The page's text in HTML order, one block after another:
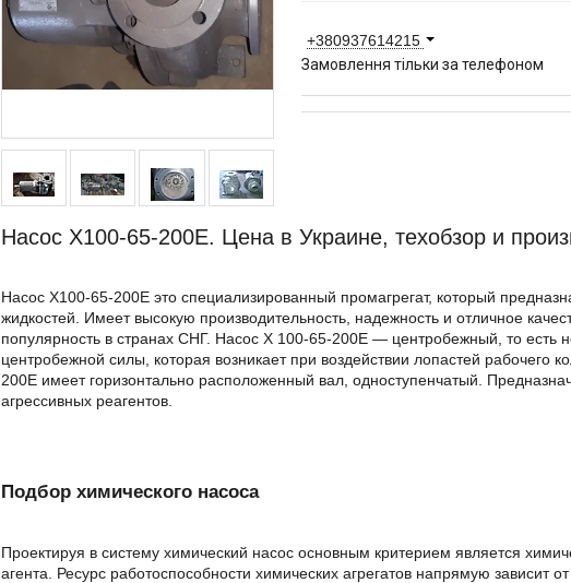
+380937614215
Замовлення тільки за телефоном
Насос Х100-65-200Е. Цена в Украине, техобзор и
Насос Х100-65-200Е это специализированный промагрегат, который
жидкостей. Имеет высокую производительность, надежность и отличное
популярность в странах СНГ. Насос Х 100-65-200Е ― центробежный, то есть
центробежной силы, которая возникает при воздействии лопастей рабочего
200Е имеет горизонтально расположенный вал, одноступенчатый.
агрессивных реагентов.
Подбор химического насоса
Проектируя в систему химический насос основным критерием является
агента. Ресурс работоспособности химических агрегатов напрямую зависит